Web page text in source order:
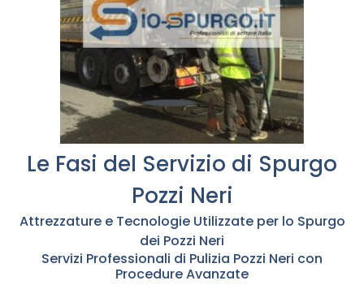
Le Fasi del Servizio di Spurgo
Pozzi Neri
Attrezzature e Tecnologie Utilizzate per lo Spurgo
dei Pozzi Neri
Servizi Professionali di Pulizia Pozzi Neri con
Procedure Avanzate